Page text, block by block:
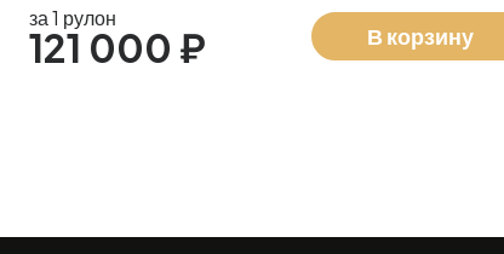
за 1 рулон
121 000 ₽ В корзину